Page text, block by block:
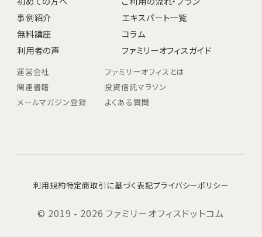
事例紹介
エキスパート一覧
無料講座
コラム
利用者の声
ファミリーオフィスガイド
運営会社
ファミリーオフィスとは
関連書籍
投資信託マラソン
メールマガジン登録
よくある質問
利用規約特定商取引に基づく表記プライバシーポリシー
© 2019 - 2026 ファミリーオフィスドットコム